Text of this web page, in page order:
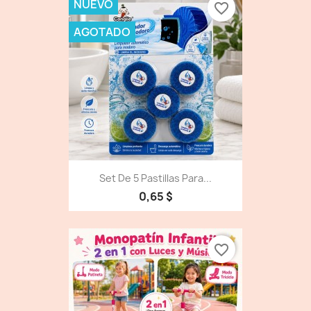
Set De 5 Pastillas Para...
0,65 $
NUEVO
AGOTADO
favorite_border
favorite_border